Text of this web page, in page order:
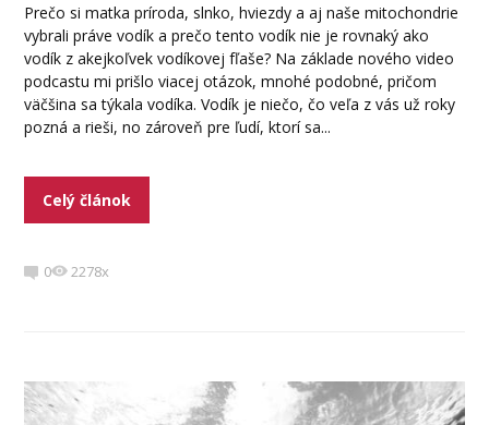
Prečo si matka príroda, slnko, hviezdy a aj naše mitochondrie
vybrali práve vodík a prečo tento vodík nie je rovnaký ako
vodík z akejkoľvek vodíkovej fľaše? Na základe nového video
podcastu mi prišlo viacej otázok, mnohé podobné, pričom
väčšina sa týkala vodíka. Vodík je niečo, čo veľa z vás už roky
pozná a rieši, no zároveň pre ľudí, ktorí sa...
Celý článok
0 2278x